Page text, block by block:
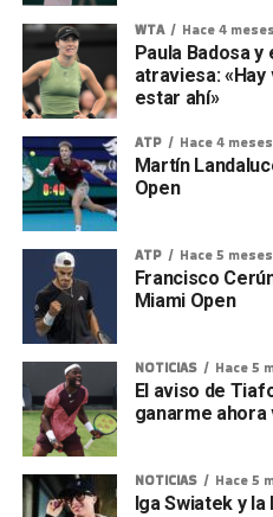
WTA Hace 4 meses
Paula Badosa
atraviesa:
estar ahí»
ATP Hace 4 meses
Martín
Open
ATP Hace 5 meses
Francisco
Miami Open
NOTICIAS Hace 5
El aviso de
ganarme
NOTICIAS Hace 5
Iga Swiatek y